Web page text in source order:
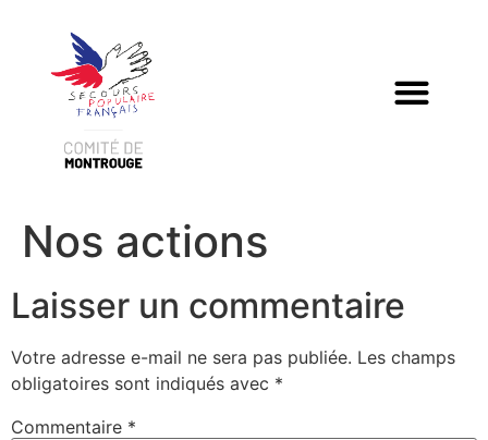
Nos actions
Laisser un commentaire
Votre adresse e-mail ne sera pas publiée. Les champs
obligatoires sont indiqués avec *
Commentaire *